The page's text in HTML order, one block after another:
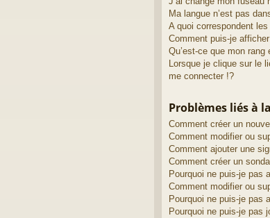
Ma langue n’est pas
A quoi correspondent
Comment puis-je
Qu’est-ce que mon
Lorsque je clique sur le
me connecter !?
Problèmes liés à
Comment créer un
Comment modifier ou
Comment ajouter une
Comment créer un
Pourquoi ne puis-je pas
Comment modifier ou
Pourquoi ne puis-je pas
Pourquoi ne puis-je pas